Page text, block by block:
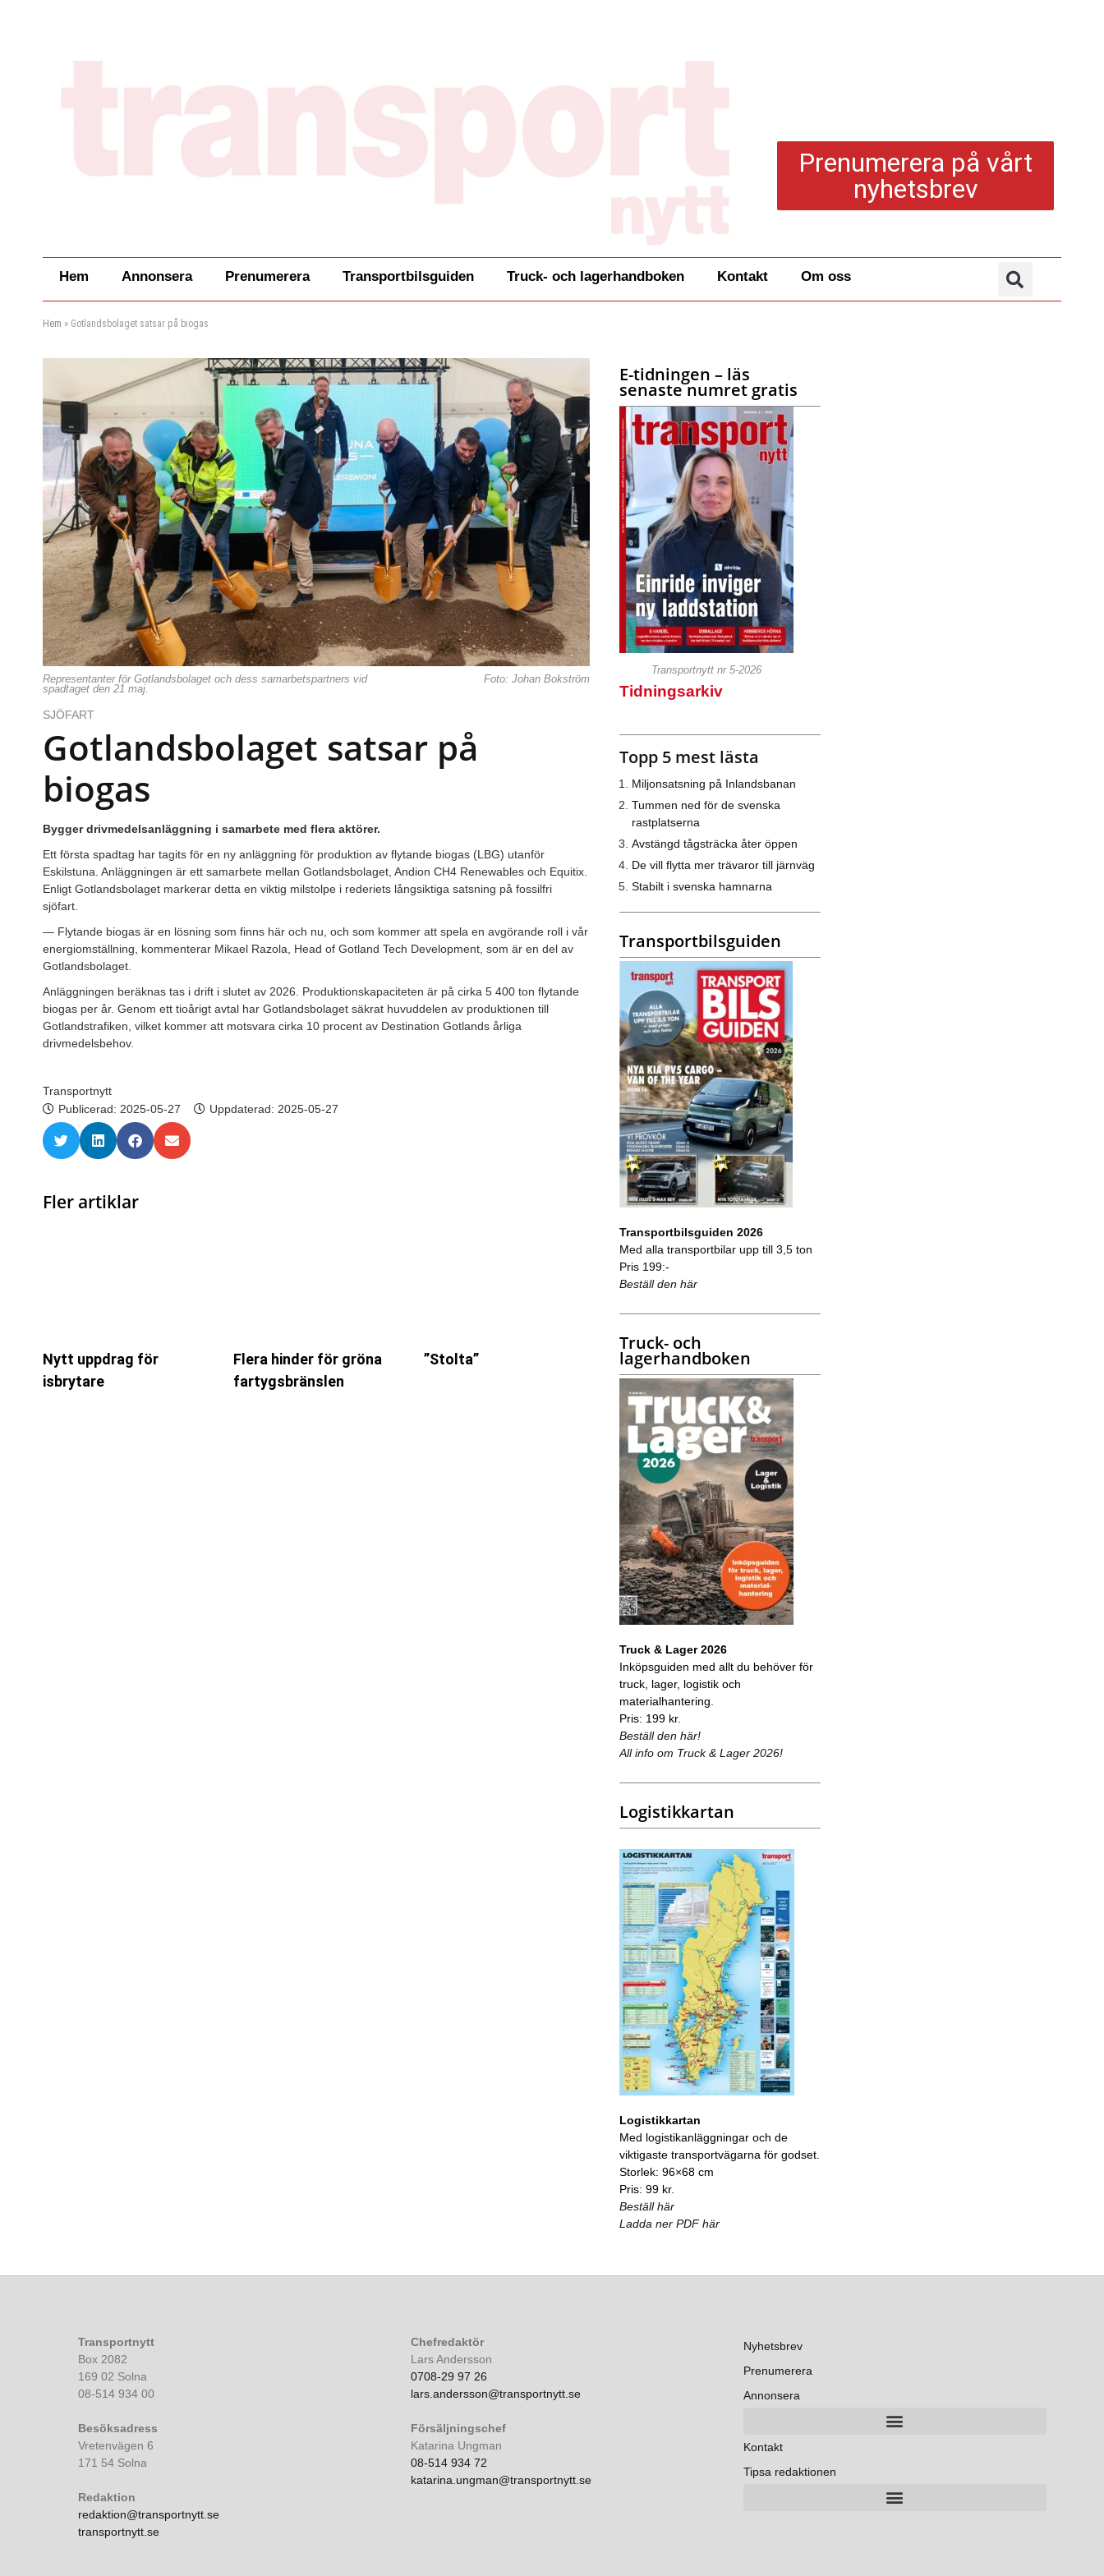
Prenumerera på vårt
nyhetsbrev
Hem Annonsera Prenumerera Transportbilsguiden Truck- och lagerhandboken Kontakt Om oss
Hem » Gotlandsbolaget satsar på biogas
Representanter för Gotlandsbolaget och dess samarbetspartners vid
spadtaget den 21 maj.
Foto: Johan Bokström
SJÖFART
Gotlandsbolaget satsar på
biogas
Bygger drivmedelsanläggning i samarbete med flera aktörer.
Ett första spadtag har tagits för en ny anläggning för produktion av flytande biogas (LBG) utanför
Eskilstuna. Anläggningen är ett samarbete mellan Gotlandsbolaget, Andion CH4 Renewables och Equitix.
Enligt Gotlandsbolaget markerar detta en viktig milstolpe i rederiets långsiktiga satsning på fossilfri
sjöfart.
— Flytande biogas är en lösning som finns här och nu, och som kommer att spela en avgörande roll i vår
energiomställning, kommenterar Mikael Razola, Head of Gotland Tech Development, som är en del av
Gotlandsbolaget.
Anläggningen beräknas tas i drift i slutet av 2026. Produktionskapaciteten är på cirka 5 400 ton flytande
biogas per år. Genom ett tioårigt avtal har Gotlandsbolaget säkrat huvuddelen av produktionen till
Gotlandstrafiken, vilket kommer att motsvara cirka 10 procent av Destination Gotlands årliga
drivmedelsbehov.
Transportnytt
Publicerad: 2025-05-27 Uppdaterad: 2025-05-27
Fler artiklar
Nytt uppdrag för
isbrytare
Flera hinder för gröna
fartygsbränslen
”Stolta”
E-tidningen – läs
senaste numret gratis
Transportnytt nr 5-2026
Tidningsarkiv
Topp 5 mest lästa
Miljonsatsning på Inlandsbanan
Tummen ned för de svenska
rastplatserna
Avstängd tågsträcka åter öppen
De vill flytta mer trävaror till järnväg
Stabilt i svenska hamnarna
Transportbilsguiden
Transportbilsguiden 2026
Med alla transportbilar upp till 3,5 ton
Pris 199:-
Beställ den här
Truck- och
lagerhandboken
Truck & Lager 2026
Inköpsguiden med allt du behöver för
truck, lager, logistik och
materialhantering.
Pris: 199 kr.
Beställ den här!
All info om Truck & Lager 2026!
Logistikkartan
Logistikkartan
Med logistikanläggningar och de
viktigaste transportvägarna för godset.
Storlek: 96×68 cm
Pris: 99 kr.
Beställ här
Ladda ner PDF här
Transportnytt
Box 2082
169 02 Solna
08-514 934 00
Besöksadress
Vretenvägen 6
171 54 Solna
Redaktion
redaktion@transportnytt.se
transportnytt.se
Chefredaktör
Lars Andersson
0708-29 97 26
lars.andersson@transportnytt.se
Försäljningschef
Katarina Ungman
08-514 934 72
katarina.ungman@transportnytt.se
Nyhetsbrev
Prenumerera
Annonsera
Kontakt
Tipsa redaktionen